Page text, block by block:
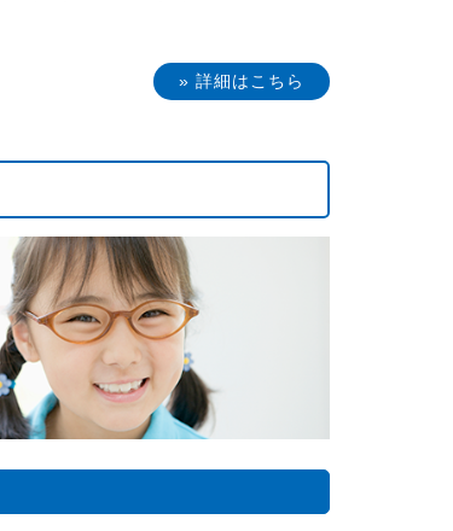
» 詳細はこちら